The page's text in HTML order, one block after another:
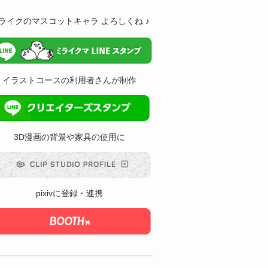
イクのマスコットキャラ よろしくね ♪
イラストコースの利用者さんが制作
3D漫画の背景や家具の使用に
pixivに登録・連携